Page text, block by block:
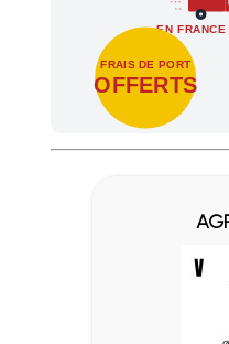
EN
FRAIS DE PORT
OFFERTS
Profitez des Frais de